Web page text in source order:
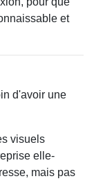
et
d'avoir une
visuels
elle-
mais pas